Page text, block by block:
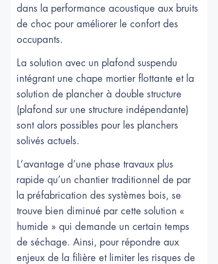
dans la performance acoustique aux bruits
de choc pour améliorer le confort des
occupants.
La solution avec un plafond suspendu
intégrant une chape mortier flottante et la
solution de plancher à double structure
(plafond sur une structure indépendante)
sont alors possibles pour les planchers
solivés actuels.
L’avantage d’une phase travaux plus
rapide qu’un chantier traditionnel de par
la préfabrication des systèmes bois, se
trouve bien diminué par cette solution «
humide » qui demande un certain temps
de séchage. Ainsi, pour répondre aux
enjeux de la filière et limiter les risques de